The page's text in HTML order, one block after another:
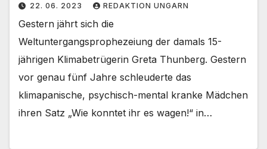
22. 06. 2023 REDAKTION UNGARN
Gestern jährt sich die
Weltuntergangsprophezeiung der damals 15-
jährigen Klimabetrügerin Greta Thunberg. Gestern
vor genau fünf Jahre schleuderte das
klimapanische, psychisch-mental kranke Mädchen
ihren Satz „Wie konntet ihr es wagen!“ in…